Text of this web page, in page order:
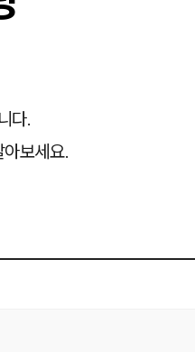
다.
보세요.